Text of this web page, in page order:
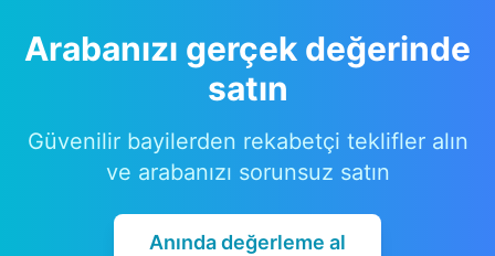
Arabanızı gerçek değerinde
satın
Güvenilir bayilerden rekabetçi teklifler alın
ve arabanızı sorunsuz satın
Anında değerleme al